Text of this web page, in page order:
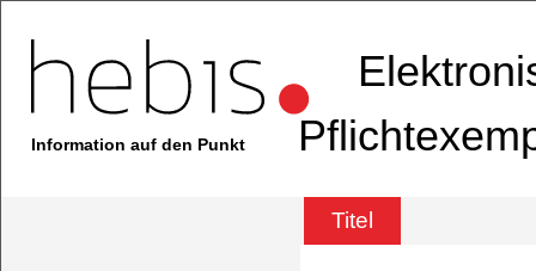
Information auf den Punkt
Titel